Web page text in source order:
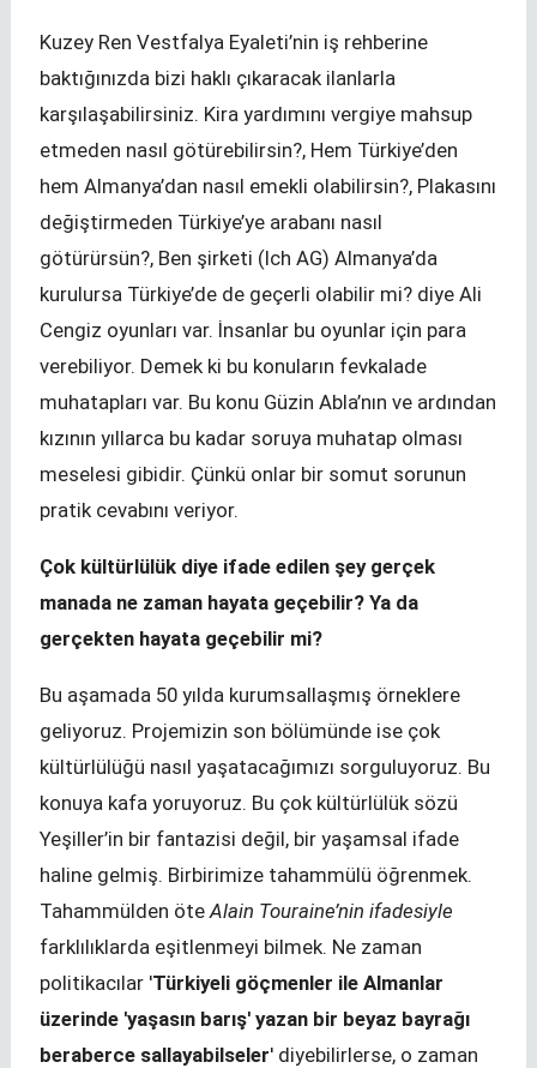
Kuzey Ren Vestfalya Eyaleti’nin iş rehberine
baktığınızda bizi haklı çıkaracak ilanlarla
karşılaşabilirsiniz. Kira yardımını vergiye mahsup
etmeden nasıl götürebilirsin?, Hem Türkiye’den
hem Almanya’dan nasıl emekli olabilirsin?, Plakasını
değiştirmeden Türkiye’ye arabanı nasıl
götürürsün?, Ben şirketi (Ich AG) Almanya’da
kurulursa Türkiye’de de geçerli olabilir mi? diye Ali
Cengiz oyunları var. İnsanlar bu oyunlar için para
verebiliyor. Demek ki bu konuların fevkalade
muhatapları var. Bu konu Güzin Abla’nın ve ardından
kızının yıllarca bu kadar soruya muhatap olması
meselesi gibidir. Çünkü onlar bir somut sorunun
pratik cevabını veriyor.
Çok kültürlülük diye ifade edilen şey gerçek
manada ne zaman hayata geçebilir? Ya da
gerçekten hayata geçebilir mi?
Bu aşamada 50 yılda kurumsallaşmış örneklere
geliyoruz. Projemizin son bölümünde ise çok
kültürlülüğü nasıl yaşatacağımızı sorguluyoruz. Bu
konuya kafa yoruyoruz. Bu çok kültürlülük sözü
Yeşiller’in bir fantazisi değil, bir yaşamsal ifade
haline gelmiş. Birbirimize tahammülü öğrenmek.
Tahammülden öte Alain Touraine’nin ifadesiyle
farklılıklarda eşitlenmeyi bilmek. Ne zaman
politikacılar 'Türkiyeli göçmenler ile Almanlar
üzerinde 'yaşasın barış' yazan bir beyaz bayrağı
beraberce sallayabilseler' diyebilirlerse, o zaman